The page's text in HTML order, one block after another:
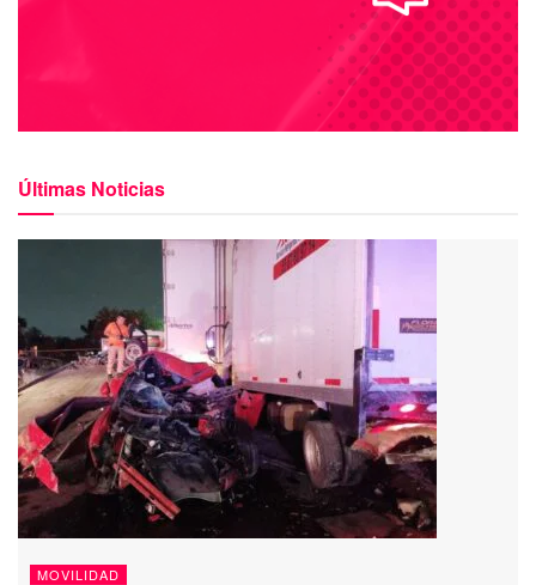
Últimas Noticias
MOVILIDAD